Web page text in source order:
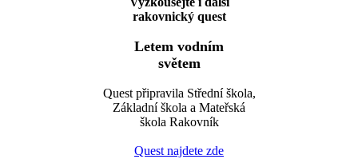
rakovnický quest
Letem vodním
světem
Quest připravila Střední škola,
Základní škola a Mateřská
škola Rakovník
Quest najdete zde